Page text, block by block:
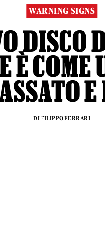
WARNING SIGNS
DISCO
È COME
E
DI FILIPPO FERRARI